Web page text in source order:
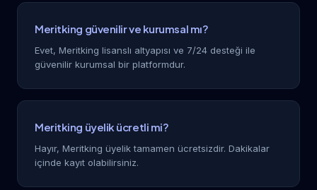
Meritking güvenilir ve kurumsal mı?
Evet, Meritking lisanslı altyapısı ve 7/24 desteği ile
güvenilir kurumsal bir platformdur.
Meritking üyelik ücretli mi?
Hayır, Meritking üyelik tamamen ücretsizdir. Dakikalar
içinde kayıt olabilirsiniz.